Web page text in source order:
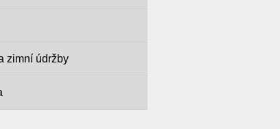
zimní údržby